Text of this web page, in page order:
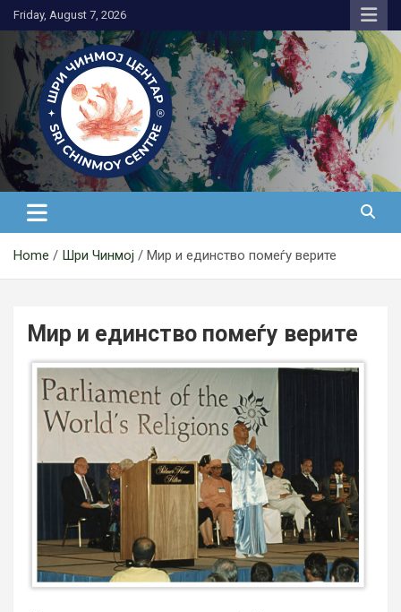
Skip
to
content
Friday, August 7, 2026
Медитација
Home Шри Чинмој Мир и единство помеѓу верите
Мир и единство помеѓу верите